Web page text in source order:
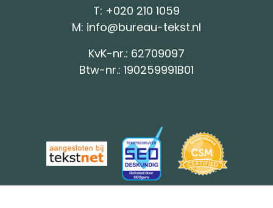
T: +020 210 1059
M: info@bureau-tekst.nl
KvK-nr.: 62709097
Btw-nr.: 190259991B01